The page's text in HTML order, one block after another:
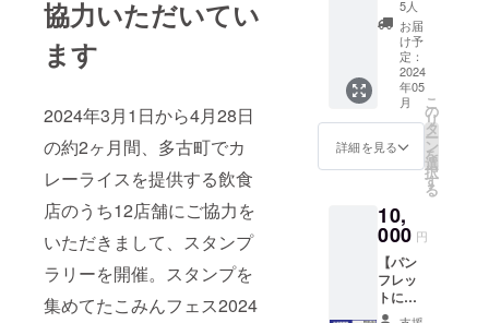
協力いただいてい
ます
2024年3月1日から4月28日
の約2ヶ月間、多古町でカ
レーライスを提供する飲食
店のうち12店舗にご協力を
いただきまして、スタンプ
ラリーを開催。スタンプを
集めてたこみんフェス2024
して起業が
か？をテー
マにした
「田舎で起
できるの？
ト」が進行
中。2023年4
月に多古町
に根ざした
新規事業の
前には
必ずお
届けの
リター
ンに貼
付され
意書き
をご確
朝食と
して、
おやつ
として
お召し
上がり
下さ
頭販売
をしな
で発送
させて
頂きま
す。 ※
実際に
お届け
ケージ
等のデ
ザイン
が異な
る場合
があり
ますの
で、あ
らかじ
※たこみ
んFM応
援団は
Facebo
okグ
ループ
白湯
スープ
つけ麺
（魚介
醤油
味）４
食セッ
ト
（チャ
スー
プ、
たこみ
んFM応
援団へ
米】 た
こまい
らいふ
萩原農
場さん
の多古
米をお
届け！
・千葉
シヒカ
リ 多
古米
3kg ・
たこみ
ん応援
団へ入
5人
お届
け予
定：
2024
年05
月
詳細を見る
こ
の
リ
タ
ー
ン
を
選
択
す
る
10,
000 円
【パン
フレッ
トにお
名前掲